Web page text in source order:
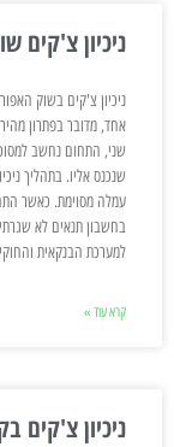
ניכיון צ'קים
ניכיון צ'קים בשוק
אחד, מדובר בפתרון
שני, התחום נחשב
שנכנס אליו. בתהליך
עמלה מסוימת. כאשר
בחשבון תנאים לא
למערכת הבנקאית
קרא עוד »
ניכיון צ'קים